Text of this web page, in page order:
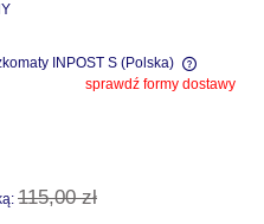
INPOST S (Polska)
kosztów płatnościsprawdź formy dostawy
115,00 zł